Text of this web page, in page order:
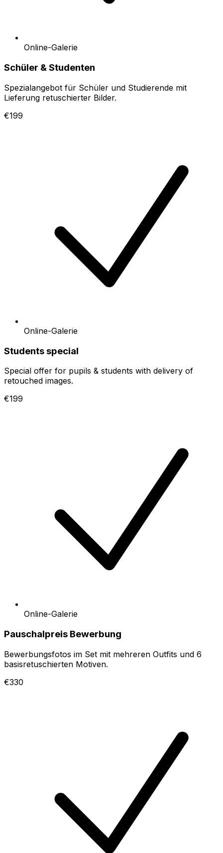
Online-Galerie
Schüler & Studenten
Spezialangebot für Schüler und Studierende mit
Lieferung retuschierter Bilder.
€199
Online-Galerie
Students special
Special offer for pupils & students with delivery of
retouched images.
€199
Online-Galerie
Pauschalpreis Bewerbung
Bewerbungsfotos im Set mit mehreren Outfits und 6
basisretuschierten Motiven.
€330